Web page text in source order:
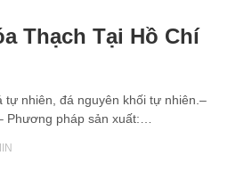
Thạch Tại Hồ Chí
tự nhiên, đá nguyên khối tự nhiên.–
Phương pháp sản xuất:…